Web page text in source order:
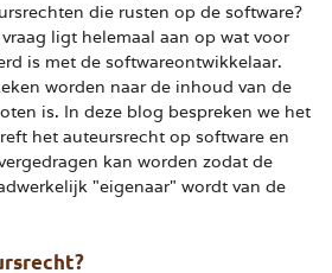
die rusten op de software?
ligt helemaal aan op wat voor
is met de softwareontwikkelaar.
worden naar de inhoud van de
is. In deze blog bespreken we het
het auteursrecht op software en
kan worden zodat de
"eigenaar" wordt van de